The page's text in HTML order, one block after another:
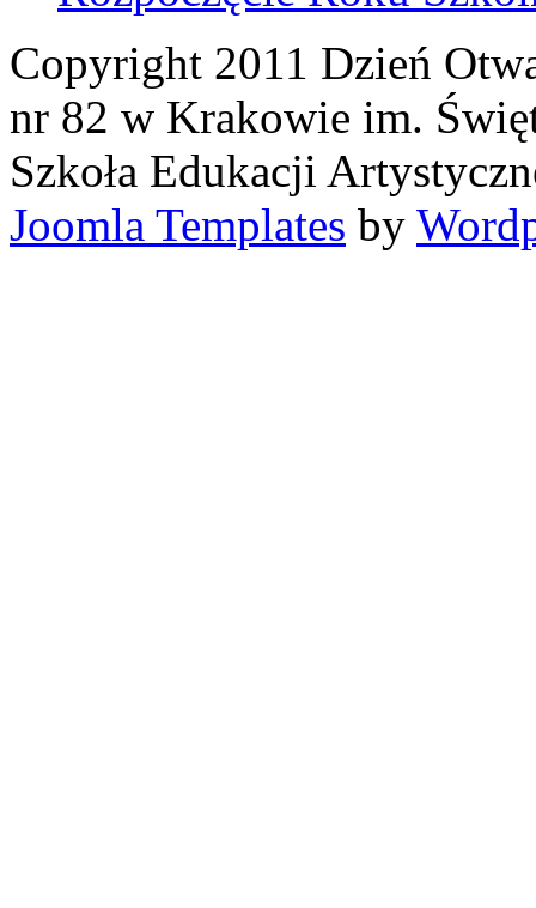
Copyright 2011 Dzień
nr 82 w Krakowie im.
Szkoła Edukacji
Joomla Templates by